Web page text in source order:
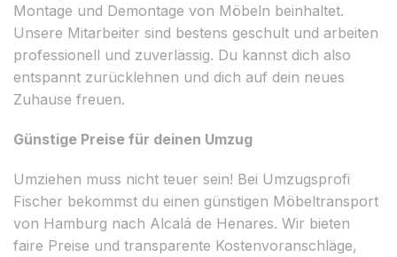
Montage und Demontage von Möbeln beinhaltet.
Unsere Mitarbeiter sind bestens geschult und arbeiten
professionell und zuverlässig. Du kannst dich also
entspannt zurücklehnen und dich auf dein neues
Zuhause freuen.
Günstige Preise für deinen Umzug
Umziehen muss nicht teuer sein! Bei Umzugsprofi
Fischer bekommst du einen günstigen Möbeltransport
von Hamburg nach Alcalá de Henares. Wir bieten
faire Preise und transparente Kostenvoranschläge,